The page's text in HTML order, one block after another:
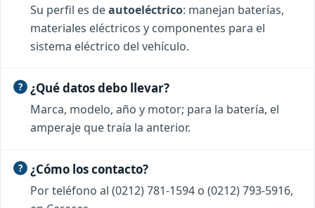
Su perfil es deautoeléctrico: manejan baterías,
materiales eléctricos y componentes para el
sistema eléctrico del vehículo.
¿Qué datos debo llevar?
Marca, modelo, año y motor; para la batería, el
amperaje que traía la anterior.
¿Cómo los contacto?
Por teléfono al (0212) 781-1594 o (0212) 793-5916,